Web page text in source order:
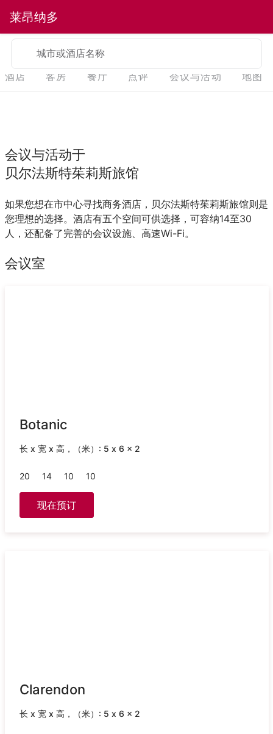
莱昂纳多
城市或酒店名称
酒店 客房 餐厅 点评 会议与活动 地图
会议与活动于
贝尔法斯特茱莉斯旅馆
如果您想在市中心寻找商务酒店，贝尔法斯特茱莉斯旅馆则是
您理想的选择。酒店有五个空间可供选择，可容纳14至30
人，还配备了完善的会议设施、高速Wi-Fi。
会议室
Botanic
长 x 宽 x 高，（米）: 5 x 6 x 2
20 14 10 10
现在预订
Clarendon
长 x 宽 x 高，（米）: 5 x 6 x 2